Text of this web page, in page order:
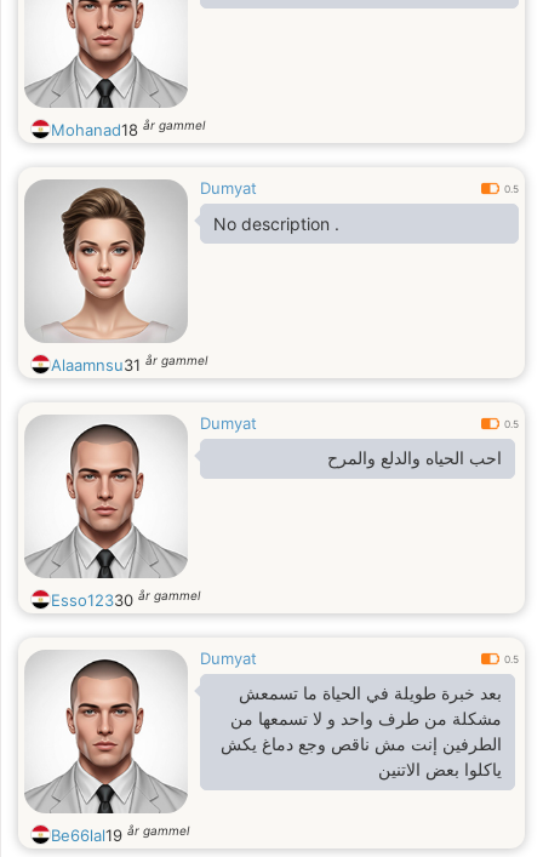
Mohanad18 år gammel
Dumyat 0.5
No description .
Alaamnsu31 år gammel
Dumyat 0.5
احب الحياه والدلع والمرح
Esso12330 år gammel
Dumyat 0.5
بعد خبرة طويلة في الحياة ما تسمعش
مشكلة من طرف واحد و لا تسمعها من
الطرفين إنت مش ناقص وجع دماغ يكش
ياكلوا بعض الاتنين
Be66lal19 år gammel